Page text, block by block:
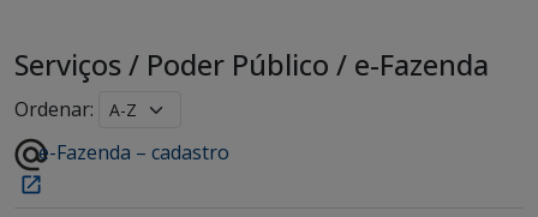
Serviços/ Poder Público / e-Fazenda
Ordenar:
e-Fazenda – cadastro